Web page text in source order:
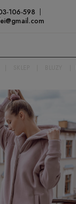
106-598